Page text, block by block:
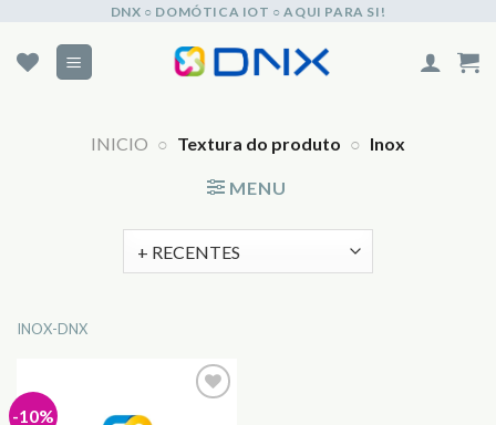
content
DNX ○ DOMÓTICA IOT ○ AQUI PARA SI!
INICIO ○ Textura do produto ○ Inox
MENU
INOX-DNX
-10%